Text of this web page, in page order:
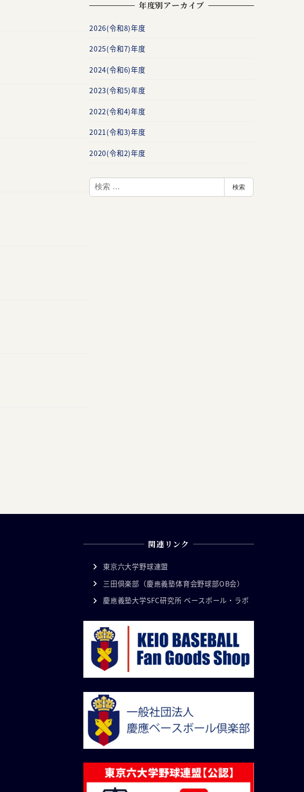
年度別アーカイブ
2026(令和8)年度
2025(令和7)年度
2024(令和6)年度
2023(令和5)年度
2022(令和4)年度
2021(令和3)年度
2020(令和2)年度
検
索
検索
関連リンク
東京六大学野球連盟
三田倶楽部（慶應義塾体育会野球部OB会）
慶應義塾大学SFC研究所 ベースボール・ラボ